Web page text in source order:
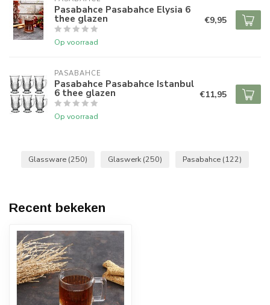
Pasabahce Pasabahce Elysia 6
thee glazen
Op voorraad
€9,95
PASABAHCE
Pasabahce Pasabahce Istanbul
6 thee glazen
Op voorraad
€11,95
Glassware (250) Glaswerk (250) Pasabahce (122)
Recent bekeken